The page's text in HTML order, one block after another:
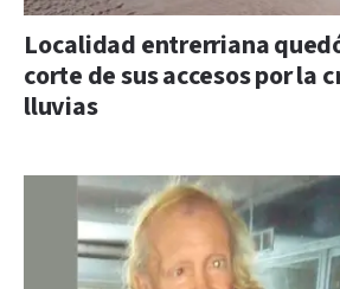
Localidad entrerriana
corte de sus accesos por la
lluvias